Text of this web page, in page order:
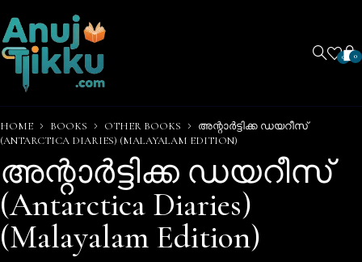
0 0
HOME BOOKS OTHER BOOKS
അന്റാർട്ടിക്ക ഡയറീസ്
(ANTARCTICA DIARIES) (MALAYALAM EDITION)
അന്റാർട്ടിക്ക ഡയറീസ്
(Antarctica Diaries)
(Malayalam Edition)